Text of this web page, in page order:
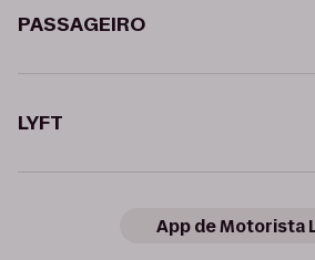
PASSAGEIRO
LYFT
App de Motorista